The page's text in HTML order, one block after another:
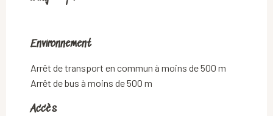
Environnement
Environnement
Arrêt de transport en commun à moins de 500 m
Arrêt de bus à moins de 500 m
Accès
Accès